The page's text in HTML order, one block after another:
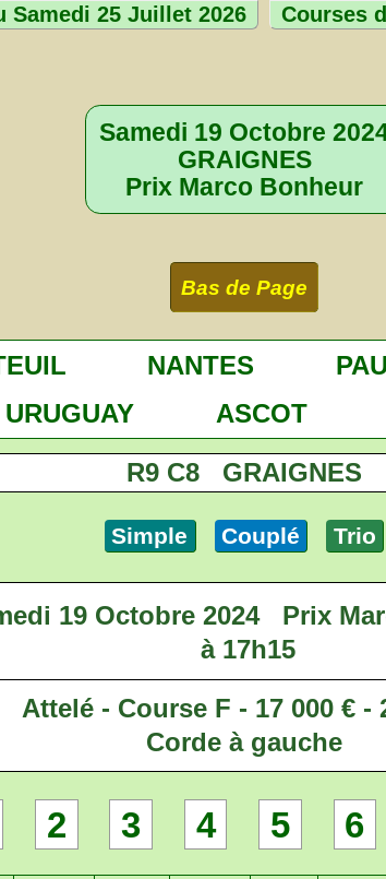
Samedi 25 Juillet 2026 Courses
Samedi 19 Octobre
GRAIGNES
Prix Marco Bonheur
Bas de Page
NANTES PAU
ASCOT
R9 C8 GRAIGNES
Simple Couplé Trio
19 Octobre 2024
Prix
à 17h15
Attelé - Course F - 17 000 € -
Corde à gauche
2 3 4 5 6